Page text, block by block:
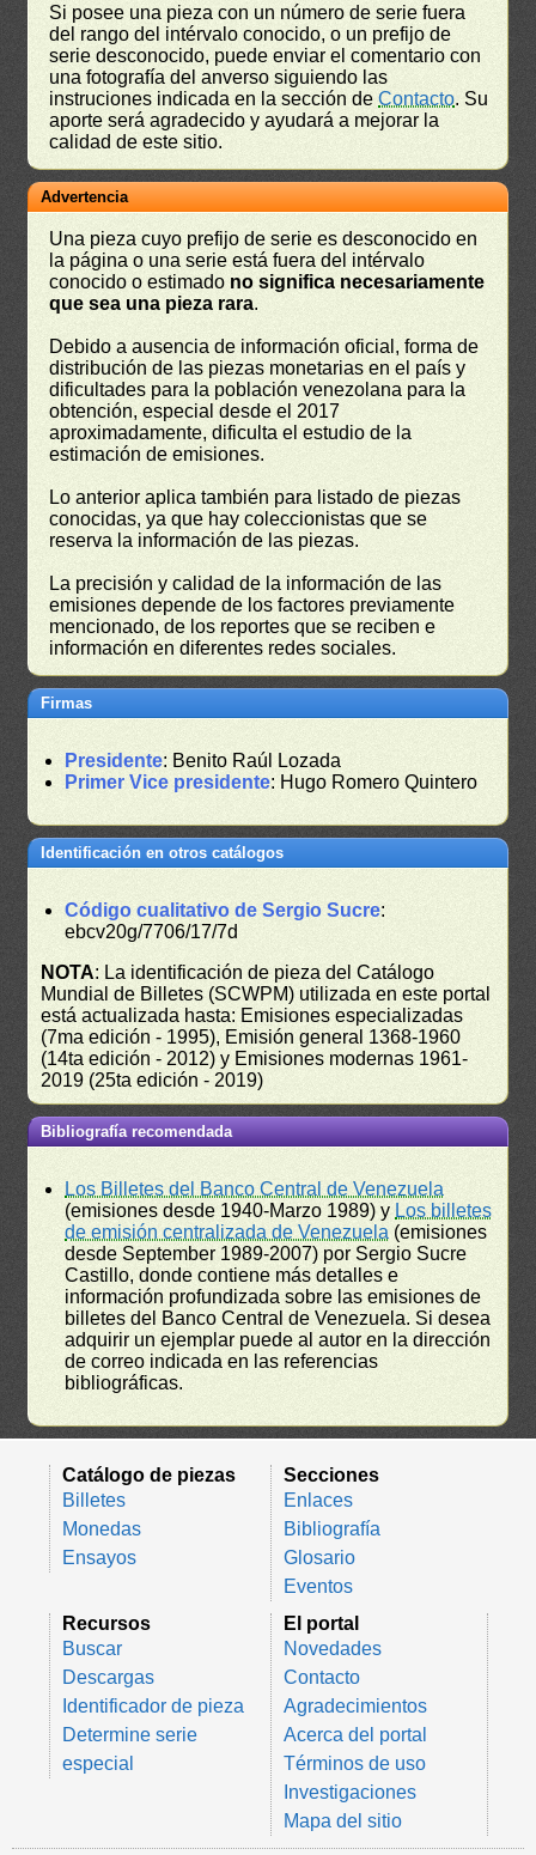
Si posee una pieza con un número de serie fuera
del rango del intérvalo conocido, o un prefijo de
serie desconocido, puede enviar el comentario con
una fotografía del anverso siguiendo las
instruciones indicada en la sección deContacto. Su
aporte será agradecido y ayudará a mejorar la
calidad de este sitio.
Advertencia
Una pieza cuyo prefijo de serie es desconocido en
la página o una serie está fuera del intérvalo
conocido o estimado no significa necesariamente
que sea una pieza rara.
Debido a ausencia de información oficial, forma de
distribución de las piezas monetarias en el país y
dificultades para la población venezolana para la
obtención, especial desde el 2017
aproximadamente, dificulta el estudio de la
estimación de emisiones.
Lo anterior aplica también para listado de piezas
conocidas, ya que hay coleccionistas que se
reserva la información de las piezas.
La precisión y calidad de la información de las
emisiones depende de los factores previamente
mencionado, de los reportes que se reciben e
información en diferentes redes sociales.
Firmas
Presidente: Benito Raúl Lozada
Primer Vice presidente: Hugo Romero Quintero
Identificación en otros catálogos
Código cualitativo de Sergio Sucre:
ebcv20g/7706/17/7d
NOTA: La identificación de pieza del Catálogo
Mundial de Billetes (SCWPM) utilizada en este portal
está actualizada hasta: Emisiones especializadas
(7ma edición - 1995), Emisión general 1368-1960
(14ta edición - 2012) y Emisiones modernas 1961-
2019 (25ta edición - 2019)
Bibliografía recomendada
Los Billetes del Banco Central de Venezuela
(emisiones desde 1940-Marzo 1989) y Los billetes
de emisión centralizada de Venezuela (emisiones
desde September 1989-2007) por Sergio Sucre
Castillo, donde contiene más detalles e
información profundizada sobre las emisiones de
billetes del Banco Central de Venezuela. Si desea
adquirir un ejemplar puede al autor en la dirección
de correo indicada en las referencias
bibliográficas.
Catálogo de piezas
Billetes
Monedas
Ensayos
Secciones
Enlaces
Bibliografía
Glosario
Eventos
Recursos
Buscar
Descargas
Identificador de pieza
Determine serie
especial
El portal
Novedades
Contacto
Agradecimientos
Acerca del portal
Términos de uso
Investigaciones
Mapa del sitio